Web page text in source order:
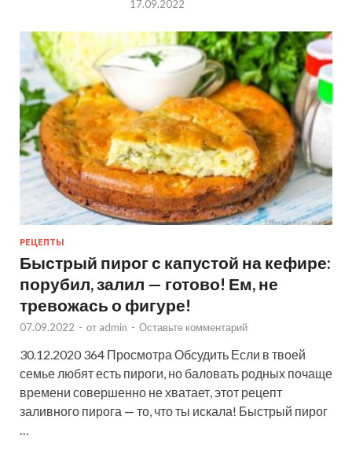
17.09.2022
РЕЦЕПТЫ
Быстрый пирог с капустой на кефире:
порубил, залил — готово! Ем, не
тревожась о фигуре!
07.09.2022 - от admin - Оставьте комментарий
30.12.2020 364 Просмотра Обсудить Если в твоей
семье любят есть пироги, но баловать родных почаще
времени совершенно не хватает, этот рецепт
заливного пирога — то, что ты искала! Быстрый пирог
…